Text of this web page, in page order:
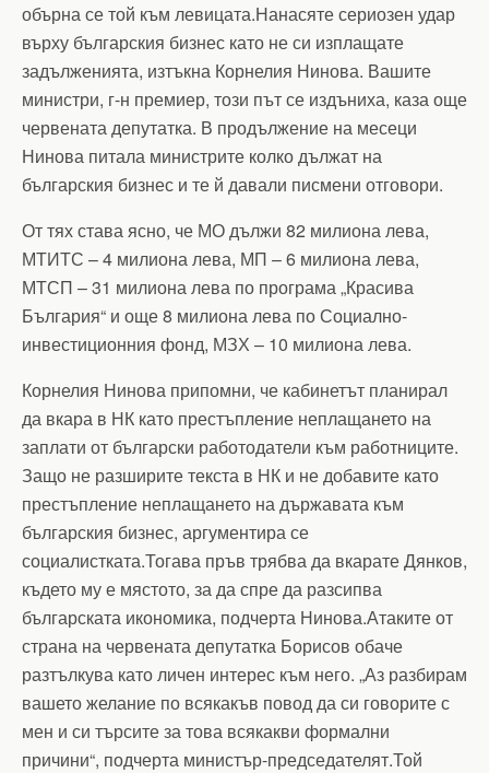
обърна се той към левицата.Нанасяте сериозен удар
върху българския бизнес като не си изплащате
задълженията, изтъкна Корнелия Нинова. Вашите
министри, г-н премиер, този път се издъниха, каза още
червената депутатка. В продължение на месеци
Нинова питала министрите колко дължат на
българския бизнес и те й давали писмени отговори.
От тях става ясно, че МО дължи 82 милиона лева,
МТИТС – 4 милиона лева, МП – 6 милиона лева,
МТСП – 31 милиона лева по програма „Красива
България“ и още 8 милиона лева по Социално-
инвестиционния фонд, МЗХ – 10 милиона лева.
Корнелия Нинова припомни, че кабинетът планирал
да вкара в НК като престъпление неплащането на
заплати от български работодатели към работниците.
Защо не разширите текста в НК и не добавите като
престъпление неплащането на държавата към
българския бизнес, аргументира се
социалистката.Тогава пръв трябва да вкарате Дянков,
където му е мястото, за да спре да разсипва
българската икономика, подчерта Нинова.Атаките от
страна на червената депутатка Борисов обаче
разтълкува като личен интерес към него. „Аз разбирам
вашето желание по всякакъв повод да си говорите с
мен и си търсите за това всякакви формални
причини“, подчерта министър-председателят.Той